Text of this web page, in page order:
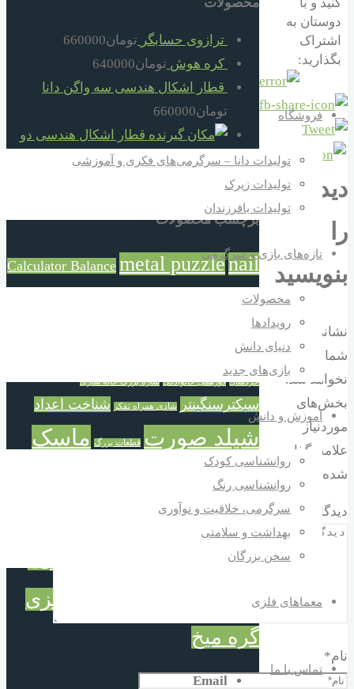
فروشگاه
تولیدات دانا – سرگرمی‌های فکری و آموزشی
تولیدات زیرک
تولیدات بافرزندان
تازه‌های بازی و سرگرمی
محصولات
رویدادها
دنیای دانش
بازی‌های جدید
آموزش و دانش
روانشناسی کودک
روانشناسی رنگ
سرگرمی، خلاقیت و نوآوری
بهداشت و سلامتی
سخن بزرگان
معماهای فلزی
تماس با ما
دوستان به
اشتراک
بگذارید:
دیدگاهتان
را
بنویسید
نشانی ایمیل
شما منتشر
نخواهد شد.
بخش‌های
موردنیاز
علامت‌گذاری
شده‌اند
دیدگاه
نام*
ترازوی حسابگر تومان660000
کره هوش تومان640000
قطار اشکال هندسی سه واگن دانا
تومان660000
قطار اشکال هندسی دو
واگن دانا تومان520000
برچسب محصولات
Calculator Balance metal puzzlenail
puzzle
خردسال دورهمی خانوادگی سازه بزرگ خانه سازی
سبکترسنگینتر شادی همراه تفکر شناخت اعداد
شیلد صورت قطعات بزرگ ماسک
شیلد
محافظ عفونت و آلودگی
معمای میخ
نقاب شفاف
گره فلزی
گره میخ
Email